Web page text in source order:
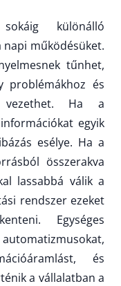
különálló
napi működésüket.
tűnhet,
problémákhoz és
vezethet. Ha a
egyik
esélye. Ha a
összerakva
lassabbá válik a
rendszer ezeket
Egységes
és
a vállalatban a